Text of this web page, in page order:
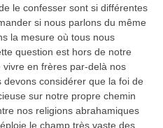
le confesser sont si différentes
si nous parlons du même
la mesure où tous nous
question est hors de notre
en frères par-delà nos
considérer que la foi de
sur notre propre chemin
nos religions abrahamiques
le champ très vaste des